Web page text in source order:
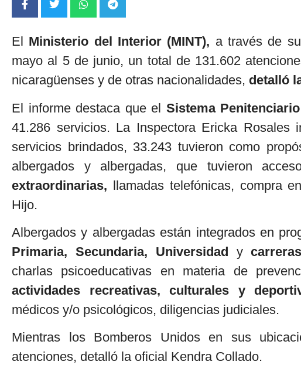
El Ministerio del Interior (MINT), a través de
mayo al 5 de junio, un total de 131.602
nicaragüenses y de otras nacionalidades, detalló
El informe destaca que el Sistema
41.286 servicios. La Inspectora Ericka
servicios brindados, 33.243 tuvieron como
albergados y albergadas, que tuvieron
extraordinarias, llamadas telefónicas, compra
Hijo.
Albergados y albergadas están integrados en
Primaria, Secundaria, Universidad y
charlas psicoeducativas en materia de
actividades recreativas, culturales y
médicos y/o psicológicos, diligencias judiciales.
Mientras los Bomberos Unidos en sus
atenciones, detalló la oficial Kendra Collado.